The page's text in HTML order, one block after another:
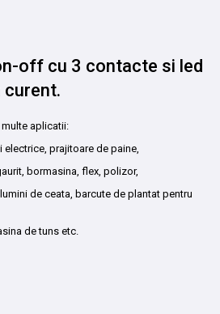
off cu 3 contacte si led
curent.
aplicatii:
prajitoare de paine,
bormasina, flex, polizor,
de ceata, barcute de plantat pentru
de tuns etc.